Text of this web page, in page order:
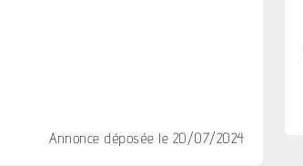
Annonce déposée le 20/07/2024